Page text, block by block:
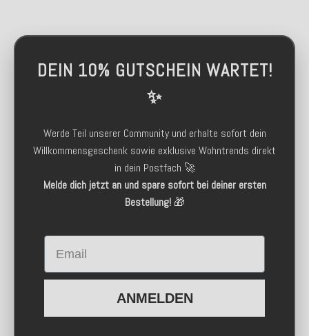
DEIN 10% GUTSCHEIN WARTET!
✨
Werde Teil unserer Community und erhalte sofort dein
Willkommensgeschenk sowie exklusive Wohntrends direkt
in dein Postfach 🚀
Melde dich jetzt an und spare sofort bei deiner ersten
Bestellung!🎁
Email
ANMELDEN